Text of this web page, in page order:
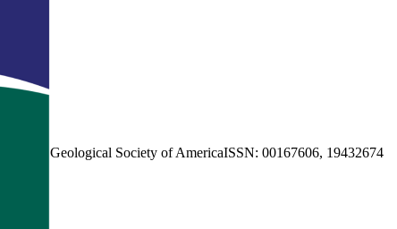
Geological Society of AmericaISSN: 00167606, 19432674